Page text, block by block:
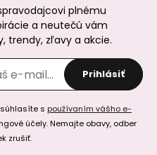
plnému
a neutečú vám
trendy, zľavy a akcie.
Prihlásiť
s používaním vášho e-
účely. Nemajte obavy, odber
zrušiť.